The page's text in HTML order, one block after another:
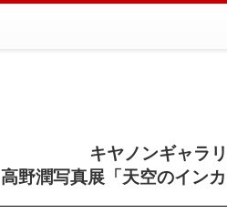
キヤノンギャラ
高野潤写真展「天空のイン